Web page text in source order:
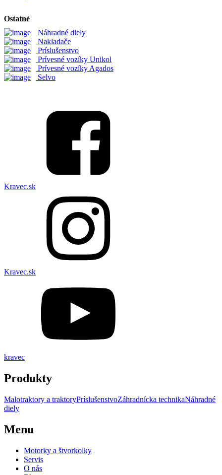
Ostatné
Náhradné diely
Nakladače
Príslušenstvo
Prívesné vozíky Unikol
Prívesné vozíky Agados
Selvo
Kravec.sk
Kravec.sk
kravec
Produkty
Malotraktory a traktoryPríslušenstvoZáhradnícka technikaNáhradné
diely
Menu
Motorky a štvorkolky
Servis
O nás